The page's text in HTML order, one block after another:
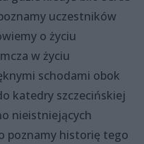
uczestników
o życiu
w życiu
schodami obok
katedry szczecińskiej
nieistniejących
poznamy historię tego